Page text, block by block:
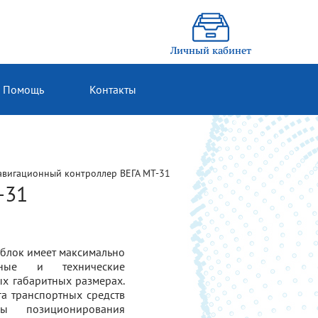
Личный кабинет
Помощь Контакты
контроллер ВЕГА МТ-31
имеет максимально
и технические
габаритных размерах.
транспортных средств
позиционирования